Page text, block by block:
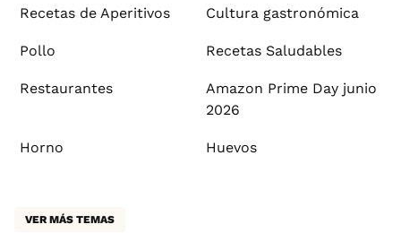
Recetas de Aperitivos Cultura gastronómica
Pollo Recetas Saludables
Restaurantes
Amazon Prime Day junio
2026
Horno Huevos
VER MÁS TEMAS